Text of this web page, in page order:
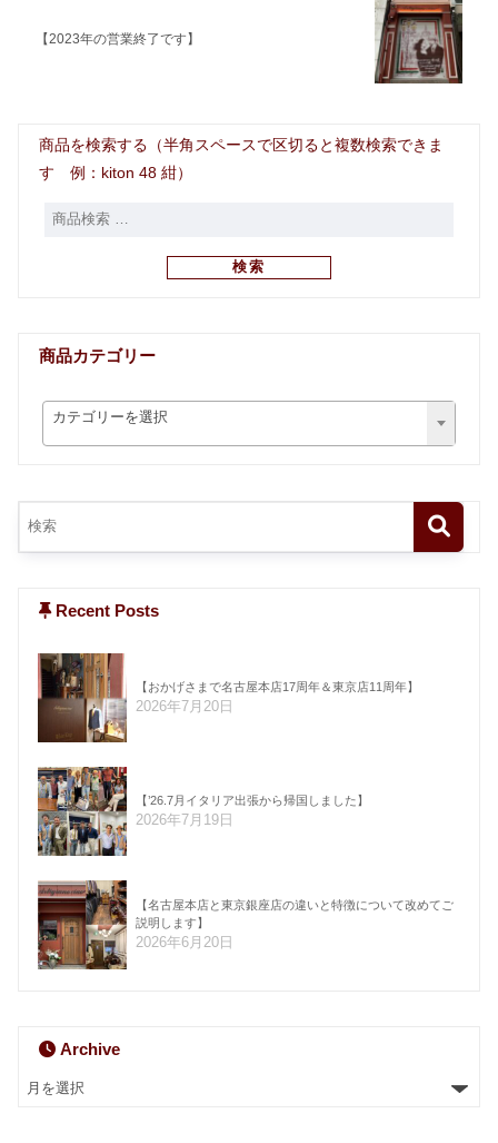
【2023年の営業終了です】
商品を検索する（半角スペースで区切ると複数検索できま
す 例：kiton 48 紺）
検索
商品カテゴリー
カテゴリーを選択
Recent Posts
【おかげさまで名古屋本店17周年＆東京店11周年】
2026年7月20日
【’26.7月イタリア出張から帰国しました】
2026年7月19日
【名古屋本店と東京銀座店の違いと特徴について改めてご
説明します】
2026年6月20日
Archive